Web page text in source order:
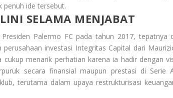
penuh ide tersebut.
SELAMA MENJABAT
Palermo FC pada tahun 2017, tepatnya
investasi Integritas Capital dari
menarik perhatian karena ia hadir dengan
secara finansial maupun prestasi di Serie
terutama dalam upaya restrukturisasi